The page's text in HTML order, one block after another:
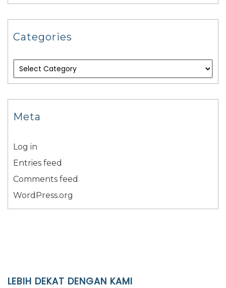
Categories
Meta
Log in
Entries feed
Comments feed
WordPress.org
LEBIH DEKAT DENGAN KAMI